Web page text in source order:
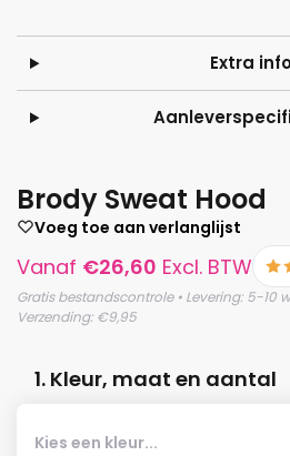
Extra
Brody Sweat Hood
Voeg toe aan verlanglijst
Vanaf €26,60 Excl. BTW
Gratis bestandscontrole • Levering: 5-10
Verzending: €9,95
1. Kleur, maat en aantal
Kies een kleur...